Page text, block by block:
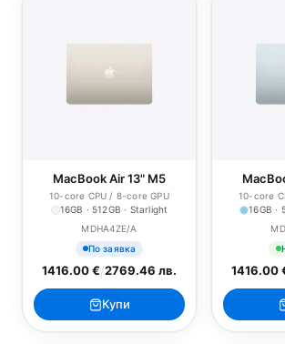
MacBook Air 13" M5
10-core CPU / 8-core GPU
16GB · 512GB · Starlight
MDHA4ZE/A
По заявка
1416.00 €/2769.46 лв.
Купи
10-core
16GB ·
1416.00